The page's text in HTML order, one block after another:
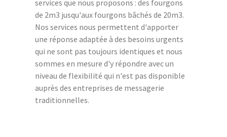
services que nous proposons : des fourgons
de 2m3 jusqu'aux fourgons bâchés de 20m3.
Nos services nous permettent d'apporter
une réponse adaptée à des besoins urgents
qui ne sont pas toujours identiques et nous
sommes en mesure d'y répondre avec un
niveau de flexibilité qui n'est pas disponible
auprès des entreprises de messagerie
traditionnelles.